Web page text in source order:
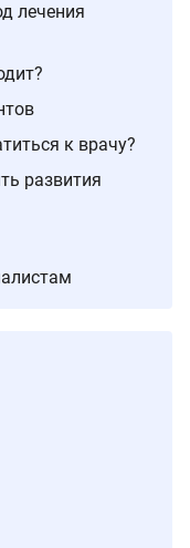
лечения
к врачу?
развития